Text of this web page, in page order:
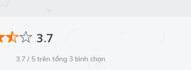
3.7
3.7 / 5 trên tổng 3 bình chọn